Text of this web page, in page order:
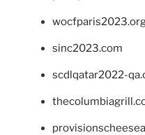
sinc2023.com
scdlqatar2022-